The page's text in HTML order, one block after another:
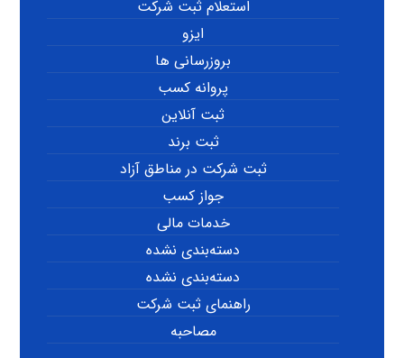
استعلام ثبت شرکت
ایزو
بروزرسانی ها
پروانه کسب
ثبت آنلاین
ثبت برند
ثبت شرکت در مناطق آزاد
جواز کسب
خدمات مالی
دسته‌بندی نشده
دسته‌بندی نشده
راهنمای ثبت شرکت
مصاحبه